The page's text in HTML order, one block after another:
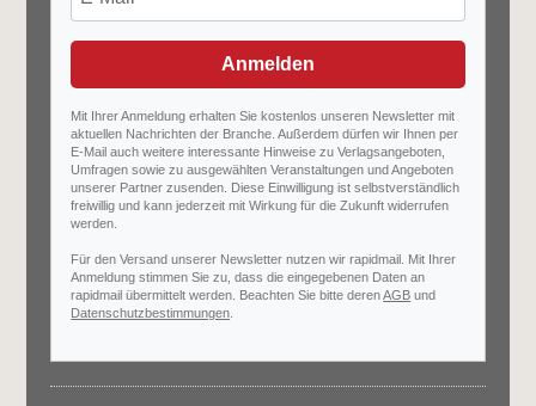
Anmelden
Mit Ihrer Anmeldung erhalten Sie kostenlos unseren Newsletter mit
aktuellen Nachrichten der Branche. Außerdem dürfen wir Ihnen per
E-Mail auch weitere interessante Hinweise zu Verlagsangeboten,
Umfragen sowie zu ausgewählten Veranstaltungen und Angeboten
unserer Partner zusenden. Diese Einwilligung ist selbstverständlich
freiwillig und kann jederzeit mit Wirkung für die Zukunft widerrufen
werden.
Für den Versand unserer Newsletter nutzen wir rapidmail. Mit Ihrer
Anmeldung stimmen Sie zu, dass die eingegebenen Daten an
rapidmail übermittelt werden. Beachten Sie bitte derenAGB und
Datenschutzbestimmungen